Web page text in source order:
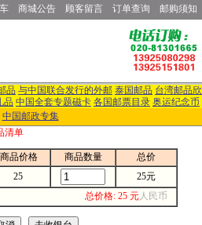
商城公告 顾客留言 订单查询 邮购须知
品 与中国联合发行的外邮 泰国邮品 台湾邮品欣
品 中国全套专题磁卡 各国邮票目录 奥运纪念币
中国邮政专集
清单
商品价格 商品数量
总价
25
25元
总价格: 25 元人民币